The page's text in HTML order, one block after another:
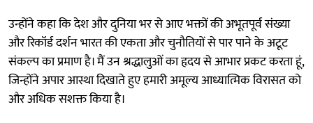
उन्होंने कहा कि देश और दुनिया भर से आए भक्तों की अभूतपूर्व संख्या
और रिकॉर्ड दर्शन भारत की एकता और चुनौतियों से पार पाने के अटूट
संकल्प का प्रमाण है। मैं उन श्रद्धालुओं का हृदय से आभार प्रकट करता हूं,
जिन्होंने अपार आस्था दिखाते हुए हमारी अमूल्य आध्यात्मिक विरासत को
और अधिक सशक्त किया है।